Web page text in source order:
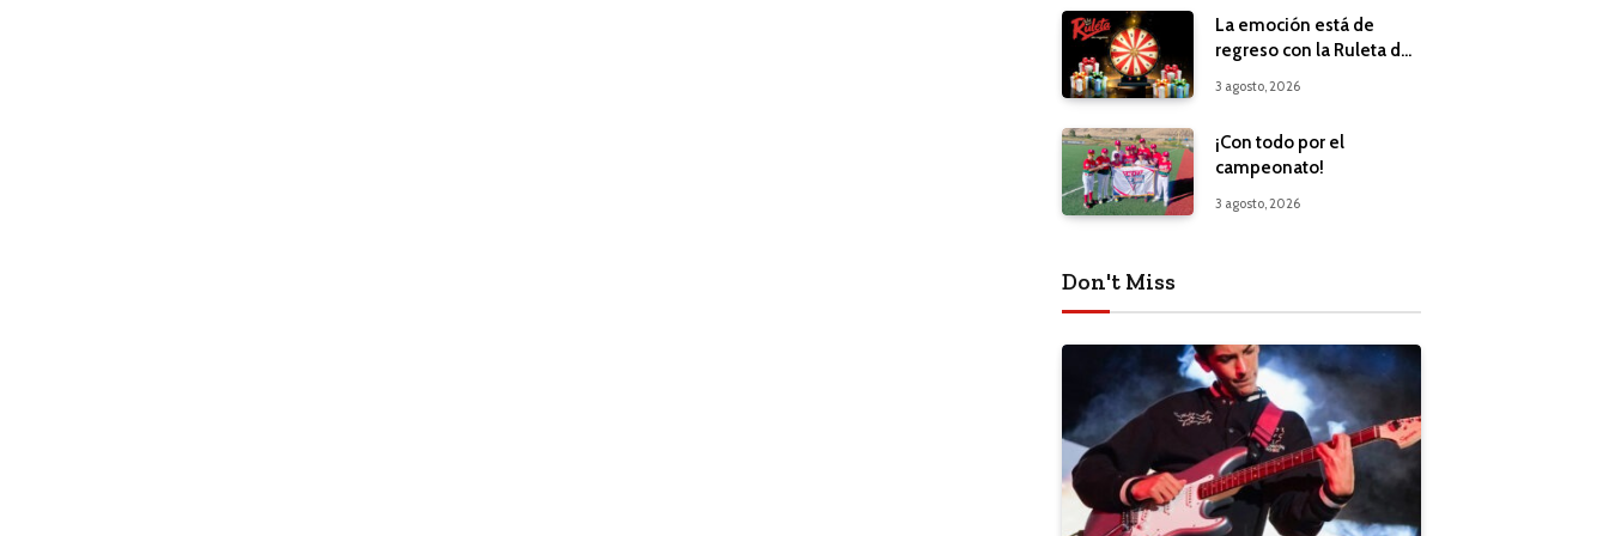
La emoción está de
regreso con la Ruleta de
3 agosto, 2026
¡Con todo por el
campeonato!
3 agosto, 2026
Don't Miss